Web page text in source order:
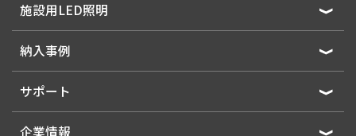
施設用LED照明
納入事例
サポート
企業情報